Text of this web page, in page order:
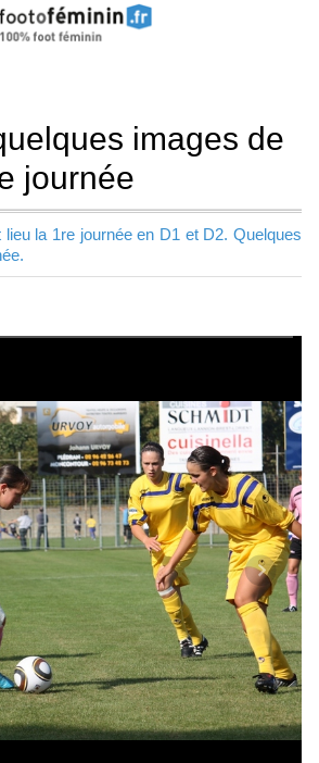
images de
journée
la 1re journée en D1 et D2. Quelques